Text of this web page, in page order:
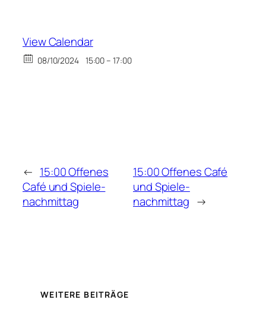
View Calendar
08/10/2024 15:00 – 17:00
← 15:00 Offenes
Café und Spiele-
nachmittag
15:00 Offenes Café
und Spiele-
nachmittag →
WEITERE BEITRÄGE